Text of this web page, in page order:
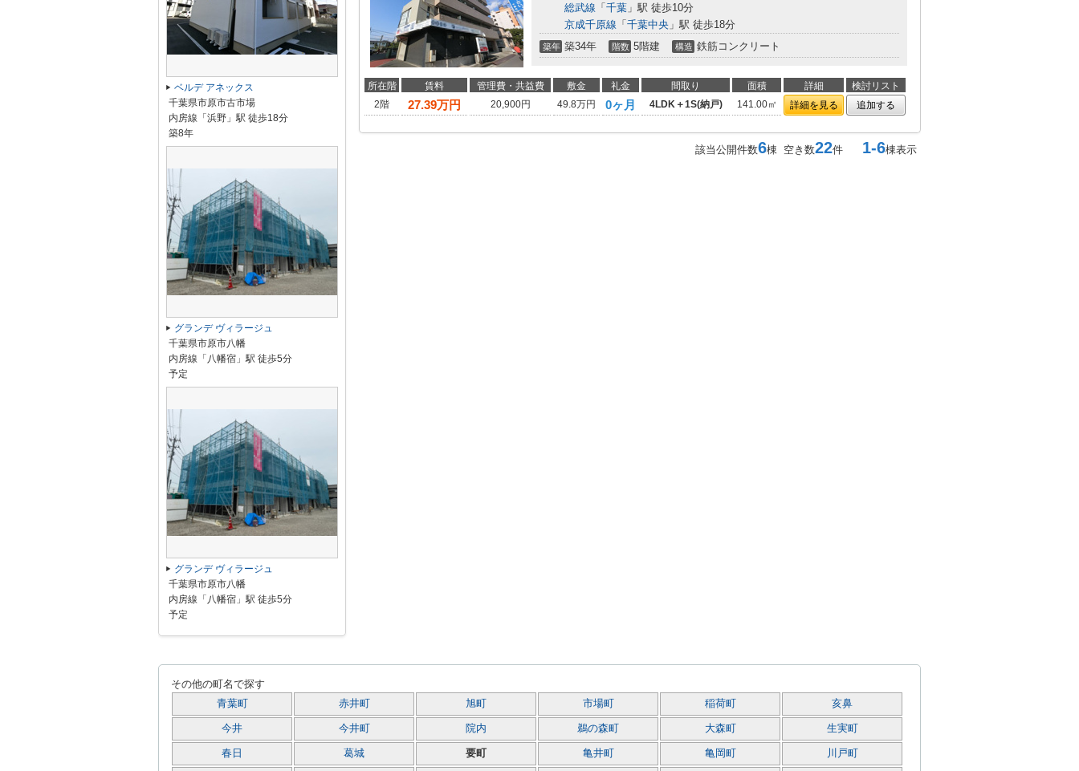
総武線 「 千葉 」駅 徒歩10分
京成千原線 「 千葉中央 」駅 徒歩18分
築年 築34年 階数 5階建 構造 鉄筋コンクリート
所在階 賃料 管理費・共益費 敷金 礼金 間取り 面積 詳細
検討リスト
2階
27.39万円 20,900円 49.8万円 0ヶ月 4LDK＋1S(納戸) 141.00㎡ 詳細を見る 追加する
該当公開件数6棟 空き数22件 1-6棟表示
ベルデ アネックス
千葉県市原市古市場
内房線「浜野」駅 徒歩18分
築8年
グランデ ヴィラージュ
千葉県市原市八幡
内房線「八幡宿」駅 徒歩5分
予定
グランデ ヴィラージュ
千葉県市原市八幡
内房線「八幡宿」駅 徒歩5分
予定
その他の町名で探す
青葉町 赤井町 旭町 市場町 稲荷町 亥鼻
今井 今井町 院内 鵜の森町 大森町 生実町
春日 葛城 要町 亀井町 亀岡町 川戸町